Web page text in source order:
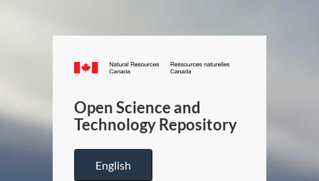
Canada.ca
/
Canada
Open Science and
Technology Repository
English